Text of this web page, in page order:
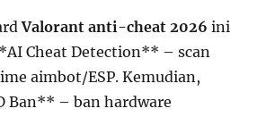
Valorant anti-cheat 2026 ini
Cheat Detection** – scan
aimbot/ESP. Kemudian,
Ban** – ban hardware